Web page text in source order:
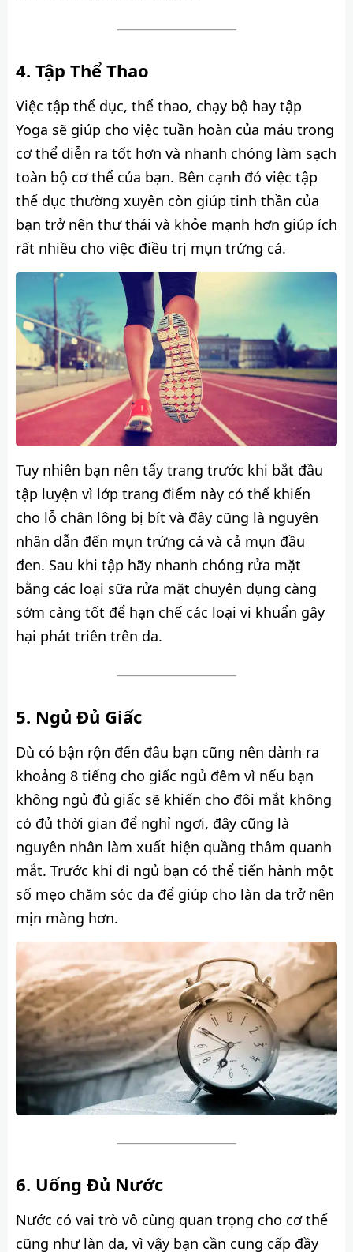
Tập Thể Thao
Việc tập thể dục, thể thao, chạy bộ hay tập
Yoga sẽ giúp cho việc tuần hoàn của máu trong
cơ thể diễn ra tốt hơn và nhanh chóng làm sạch
toàn bộ cơ thể của bạn. Bên cạnh đó việc tập
thể dục thường xuyên còn giúp tinh thần của
bạn trở nên thư thái và khỏe mạnh hơn giúp ích
rất nhiều cho việc điều trị mụn trứng cá.
Tuy nhiên bạn nên tẩy trang trước khi bắt đầu
tập luyện vì lớp trang điểm này có thể khiến
cho lỗ chân lông bị bít và đây cũng là nguyên
nhân dẫn đến mụn trứng cá và cả mụn đầu
đen. Sau khi tập hãy nhanh chóng rửa mặt
bằng các loại sữa rửa mặt chuyên dụng càng
sớm càng tốt để hạn chế các loại vi khuẩn gây
hại phát triên trên da.
Ngủ Đủ Giấc
Dù có bận rộn đến đâu bạn cũng nên dành ra
khoảng 8 tiếng cho giấc ngủ đêm vì nếu bạn
không ngủ đủ giấc sẽ khiến cho đôi mắt không
có đủ thời gian để nghỉ ngơi, đây cũng là
nguyên nhân làm xuất hiện quầng thâm quanh
mắt. Trước khi đi ngủ bạn có thể tiến hành một
số mẹo chăm sóc da để giúp cho làn da trở nên
mịn màng hơn.
Uống Đủ Nước
Nước có vai trò vô cùng quan trọng cho cơ thể
cũng như làn da, vì vậy bạn cần cung cấp đầy